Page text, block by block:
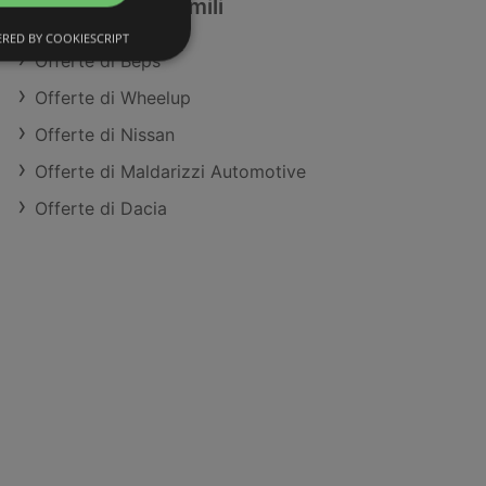
Commercianti simili
Offerte di Beps
Offerte di Wheelup
Offerte di Nissan
Offerte di Maldarizzi Automotive
Offerte di Dacia
BY COOKIESCRIPT